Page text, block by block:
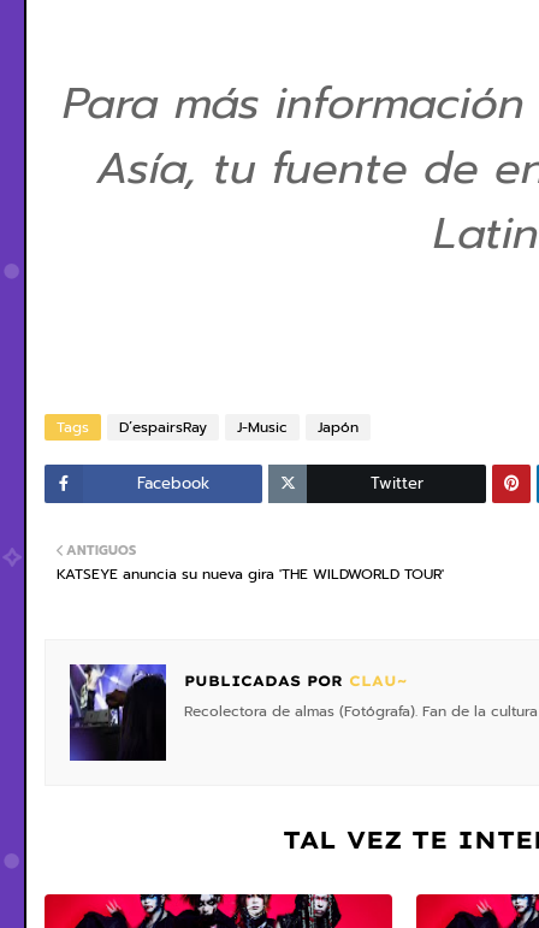
Para más
Asía, tu fuente de
Tags D’espairsRay J-Music Japón
Facebook Twitter
ANTIGUOS
KATSEYE anuncia su nueva gira 'THE WILDWORLD TOUR'
PUBLICADAS POR CLAU~
Recolectora de almas (Fotógrafa). Fan de la
TAL VEZ TE